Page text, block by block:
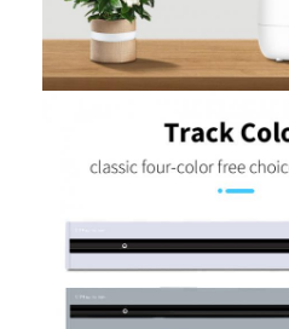
Quadros interativos
Sistema de conferência
Elevador de monitor LCD
Flip-up monitor
Soquete de Mesa Pop Up